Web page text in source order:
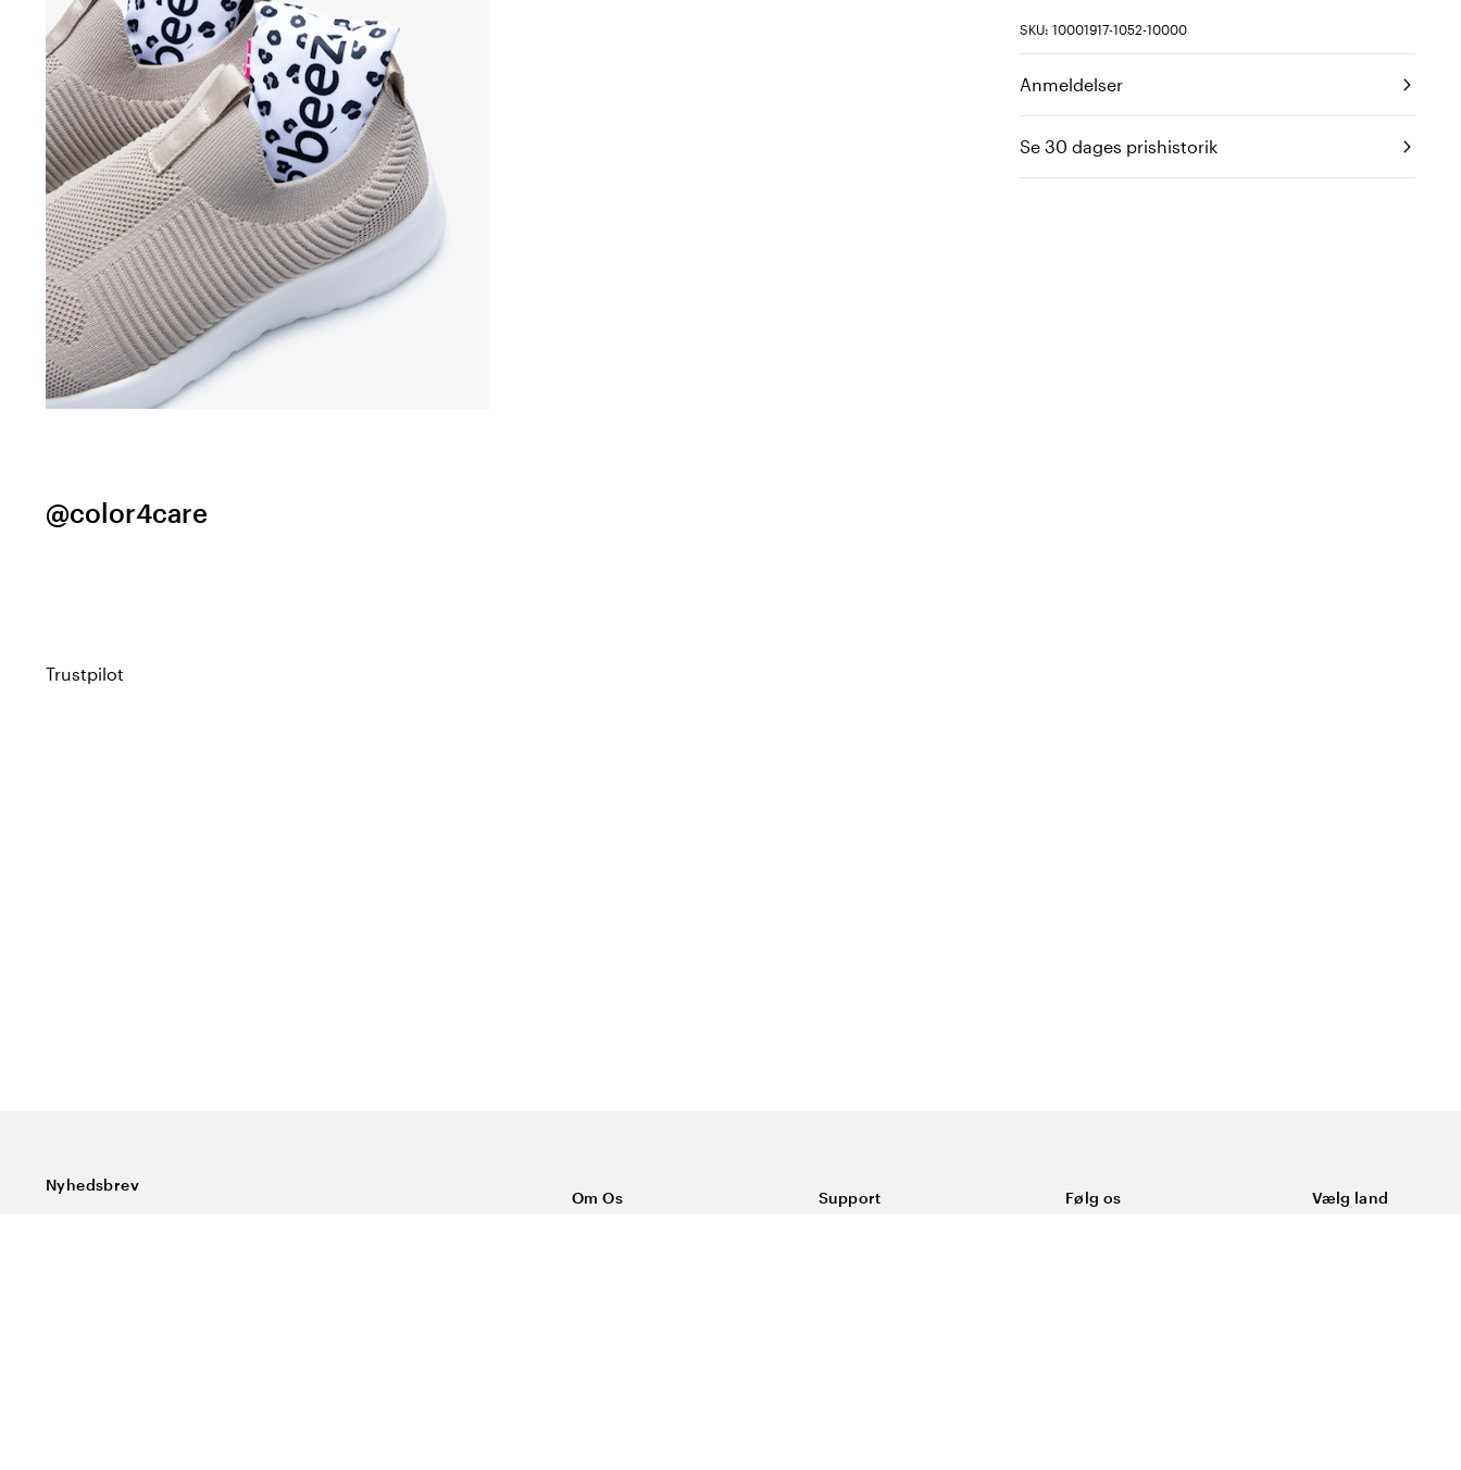
SKU: 10001917-1052-10000
Anmeldelser
Se 30 dages prishistorik
@color4care
Trustpilot
Nyhedsbrev
Om Os Support Følg os Vælg land